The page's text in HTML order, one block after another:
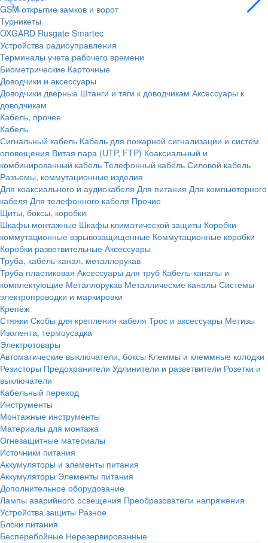
GSM открытие замков и ворот
Турникеты
OXGARD Rusgate Smartec
Устройства радиоуправления
Терминалы учета рабочего времени
Биометрические Карточные
Доводчики и аксессуары
Доводчики дверные Штанги и тяги к доводчикам Аксессуары к
доводчикам
Кабель, прочее
Кабель
Сигнальный кабель Кабель для пожарной сигнализации и систем
оповещения Витая пара (UTP, FTP) Коаксиальный и
комбинированный кабель Телефонный кабель Силовой кабель
Разъемы, коммутационные изделия
Для коаксиального и аудиокабеля Для питания Для компьютерного
кабеля Для телефонного кабеля Прочие
Щиты, боксы, коробки
Шкафы монтажные Шкафы климатической защиты Коробки
коммутационные взрывозащищенные Коммутационные коробки
Коробки разветвительные Аксессуары
Труба, кабель-канал, металлорукав
Труба пластиковая Аксессуары для труб Кабель-каналы и
комплектующие Металлорукав Металлические каналы Системы
электропроводки и маркировки
Крепёж
Стяжки Скобы для крепления кабеля Трос и аксессуары Метизы
Изолента, термоусадка
Электротовары
Автоматические выключатели, боксы Клеммы и клеммные колодки
Резисторы Предохранители Удлинители и разветвители Розетки и
выключатели
Кабельный переход
Инструменты
Монтажные инструменты
Материалы для монтажа
Огнезащитные материалы
Источники питания
Аккумуляторы и элементы питания
Аккумуляторы Элементы питания
Дополнительное оборудование
Лампы аварийного освещения Преобразователи напряжения
Устройства защиты Разное
Блоки питания
Бесперебойные Нерезервированные